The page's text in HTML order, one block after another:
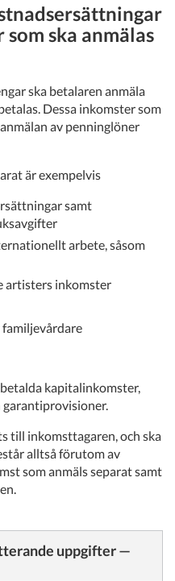
ska anmälas
ska betalaren anmäla
Dessa inkomster som
av penninglöner
är exempelvis
samt
arbete, såsom
artisters inkomster
kapitalinkomster,
garantiprovisioner.
till inkomsttagaren, och ska
alltså förutom av
som anmäls separat samt
uppgifter —